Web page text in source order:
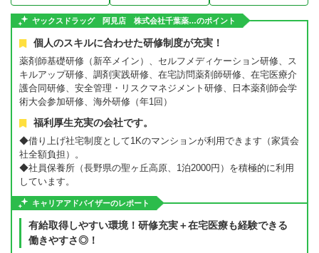
ヤックスドラッグ 阿見店 株式会社千葉薬…のポイント
個人のスキルに合わせた研修制度が充実！
薬剤師基礎研修（新卒メイン）、セルフメディケーション研修、ス
キルアップ研修、調剤実践研修、在宅訪問薬剤師研修、在宅医療介
護合同研修、安全管理・リスクマネジメント研修、日本薬剤師会学
術大会参加研修、海外研修（年1回）
福利厚生充実の会社です。
◆借り上げ社宅制度として1Kのマンションが利用できます（家賃会
社全額負担）。
◆社員保養所（長野県の聖ヶ丘高原、1泊2000円）を積極的に利用
しています。
キャリアアドバイザーのレポート
有給取得しやすい環境！研修充実＋在宅医療も経験できる
働きやすさ◎！